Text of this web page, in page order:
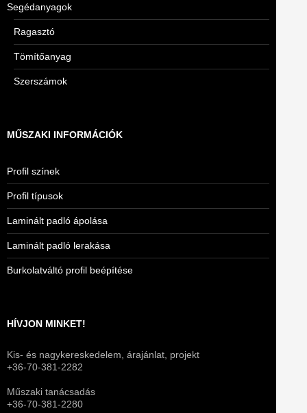
Segédanyagok
Ragasztó
Tömítőanyag
Szerszámok
MŰSZAKI INFORMÁCIÓK
Profil színek
Profil típusok
Laminált padló ápolása
Laminált padló lerakása
Burkolatváltó profil beépítése
HÍVJON MINKET!
Kis- és nagykereskedelem, árajánlat, projekt
+36-70-381-2282
Műszaki tanácsadás
+36-70-381-2280